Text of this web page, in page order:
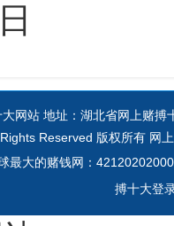
网站 地址：湖北省网上赌
Reserved 版权所有 网
最大的赌钱网：
搏十大登